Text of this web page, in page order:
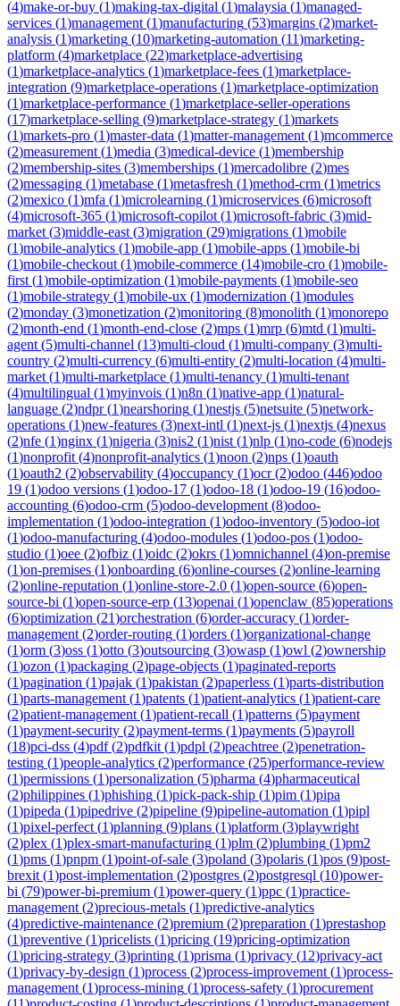
(4)make-or-buy (1)making-tax-digital (1)malaysia (1)managed-
services (1)management (1)manufacturing (53)margins (2)market-
analysis (1)marketing (10)marketing-automation (11)marketing-
platform (4)marketplace (22)marketplace-advertising
(1)marketplace-analytics (1)marketplace-fees (1)marketplace-
integration (9)marketplace-operations (1)marketplace-optimization
(1)marketplace-performance (1)marketplace-seller-operations
(17)marketplace-selling (9)marketplace-strategy (1)markets
(1)markets-pro (1)master-data (1)matter-management (1)mcommerce
(2)measurement (1)media (3)medical-device (1)membership
(2)membership-sites (3)memberships (1)mercadolibre (2)mes
(2)messaging (1)metabase (1)metasfresh (1)method-crm (1)metrics
(2)mexico (1)mfa (1)microlearning (1)microservices (6)microsoft
(4)microsoft-365 (1)microsoft-copilot (1)microsoft-fabric (3)mid-
market (3)middle-east (3)migration (29)migrations (1)mobile
(1)mobile-analytics (1)mobile-app (1)mobile-apps (1)mobile-bi
(1)mobile-checkout (1)mobile-commerce (14)mobile-cro (1)mobile-
first (1)mobile-optimization (1)mobile-payments (1)mobile-seo
(1)mobile-strategy (1)mobile-ux (1)modernization (1)modules
(2)monday (3)monetization (2)monitoring (8)monolith (1)monorepo
(2)month-end (1)month-end-close (2)mps (1)mrp (6)mtd (1)multi-
agent (5)multi-channel (13)multi-cloud (1)multi-company (3)multi-
country (2)multi-currency (6)multi-entity (2)multi-location (4)multi-
market (1)multi-marketplace (1)multi-tenancy (1)multi-tenant
(4)multilingual (1)myinvois (1)n8n (1)native-app (1)natural-
language (2)ndpr(1)nearshoring (1)nestjs (5)netsuite (5)network-
operations (1)new-features (3)next-intl (1)next-js (1)nextjs (4)nexus
(2)nfe (1)nginx (1)nigeria (3)nis2 (1)nist (1)nlp (1)no-code (6)nodejs
(1)nonprofit (4)nonprofit-analytics (1)noon (2)nps (1)oauth
(1)oauth2 (2)observability (4)occupancy (1)ocr(2)odoo (446)odoo
19 (1)odoo versions (1)odoo-17 (1)odoo-18 (1)odoo-19 (16)odoo-
accounting (6)odoo-crm (5)odoo-development (8)odoo-
implementation (1)odoo-integration (1)odoo-inventory (5)odoo-iot
(1)odoo-manufacturing (4)odoo-modules (1)odoo-pos (1)odoo-
studio (1)oee (2)ofbiz (1)oidc (2)okrs (1)omnichannel (4)on-premise
(1)on-premises (1)onboarding (6)online-courses (2)online-learning
(2)online-reputation (1)online-store-2.0 (1)open-source (6)open-
source-bi (1)open-source-erp (13)openai (1)openclaw (85)operations
(6)optimization (21)orchestration (6)order-accuracy (1)order-
management (2)order-routing (1)orders (1)organizational-change
(1)orm (3)oss (1)otto (3)outsourcing (3)owasp (1)owl (2)ownership
(1)ozon (1)packaging (2)page-objects (1)paginated-reports
(1)pagination (1)pajak (1)pakistan (2)paperless (1)parts-distribution
(1)parts-management (1)patents (1)patient-analytics (1)patient-care
(2)patient-management (1)patient-recall (1)patterns (5)payment
(1)payment-security (2)payment-terms (1)payments (5)payroll
(18)pci-dss (4)pdf(2)pdfkit (1)pdpl (2)peachtree (2)penetration-
testing (1)people-analytics (2)performance (25)performance-review
(1)permissions (1)personalization (5)pharma (4)pharmaceutical
(2)philippines (1)phishing (1)pick-pack-ship (1)pim (1)pipa
(1)pipeda (1)pipedrive (2)pipeline (9)pipeline-automation (1)pipl
(1)pixel-perfect (1)planning (9)plans (1)platform (3)playwright
(2)plex (1)plex-smart-manufacturing (1)plm (2)plumbing (1)pm2
(1)pms (1)pnpm (1)point-of-sale (3)poland (3)polaris (1)pos (9)post-
brexit (1)post-implementation (2)postgres (2)postgresql (10)power-
bi (79)power-bi-premium (1)power-query (1)ppc (1)practice-
management (2)precious-metals (1)predictive-analytics
(4)predictive-maintenance (2)premium (2)preparation (1)prestashop
(1)preventive (1)pricelists (1)pricing (19)pricing-optimization
(1)pricing-strategy (3)printing (1)prisma (1)privacy (12)privacy-act
(1)privacy-by-design (1)process (2)process-improvement (1)process-
management (1)process-mining (1)process-safety (1)procurement